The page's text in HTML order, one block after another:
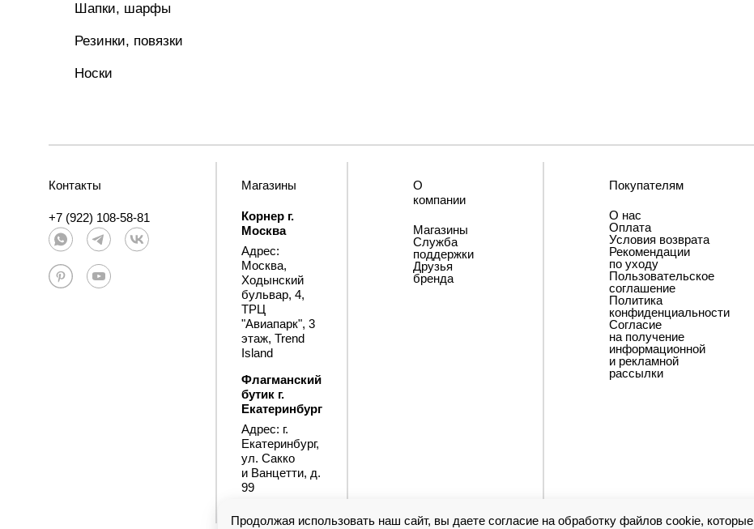
Шапки, шарфы
Резинки, повязки
Носки
Контакты
+7 (922) 108-58-81
Магазины
Корнер г.
Москва
Адрес:
Москва,
Ходынский
бульвар, 4,
ТРЦ
"Авиапарк", 3
этаж, Trend
Island
Флагманский
бутик г.
Екатеринбург
Адрес: г.
Екатеринбург,
ул. Сакко
и Ванцетти, д.
99
О
компании
Магазины
Служба
поддержки
Друзья
бренда
Покупателям
О нас
Оплата
Условия возврата
Рекомендации
по уходу
Пользовательское
соглашение
Политика
конфиденциальности
Согласие
на получение
информационной
и рекламной
рассылки
Продолжая использовать наш сайт, вы даете согласие на обработку файлов cookie, которые